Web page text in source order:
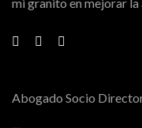
Abogado Socio